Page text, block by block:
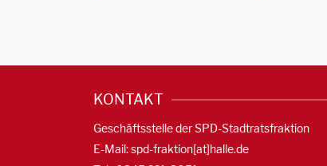
KONTAKT
Geschäftsstelle der SPD-Stadtratsfraktion
E-Mail: spd-fraktion[at]halle.de